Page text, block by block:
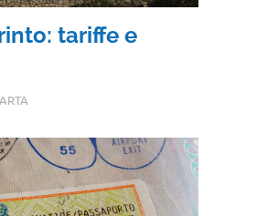
tariffe e